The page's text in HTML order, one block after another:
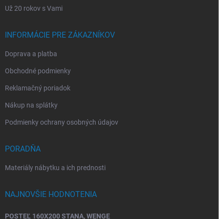
Už 20 rokov s Vami
INFORMÁCIE PRE ZÁKAZNÍKOV
Doprava a platba
Obchodné podmienky
Reklamačný poriadok
Nákup na splátky
Podmienky ochrany osobných údajov
PORADŇA
Materiály nábytku a ich prednosti
NAJNOVŠIE HODNOTENIA
POSTEĽ 160X200 STANA, WENGE